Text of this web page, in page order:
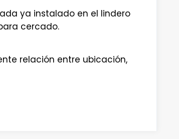
ya instalado en el lindero
cercado.
relación entre ubicación,